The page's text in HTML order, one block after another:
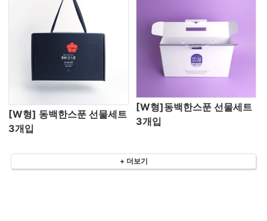
[W형] 동백한스푼 선물세트
3개입
[W형]동백한스푼 선물세트
3개입
+ 더보기